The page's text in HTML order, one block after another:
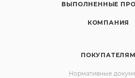
ВЫПОЛНЕННЫЕ
КОМПАНИЯ
ПОКУПАТЕЛЯМ
Нормативные